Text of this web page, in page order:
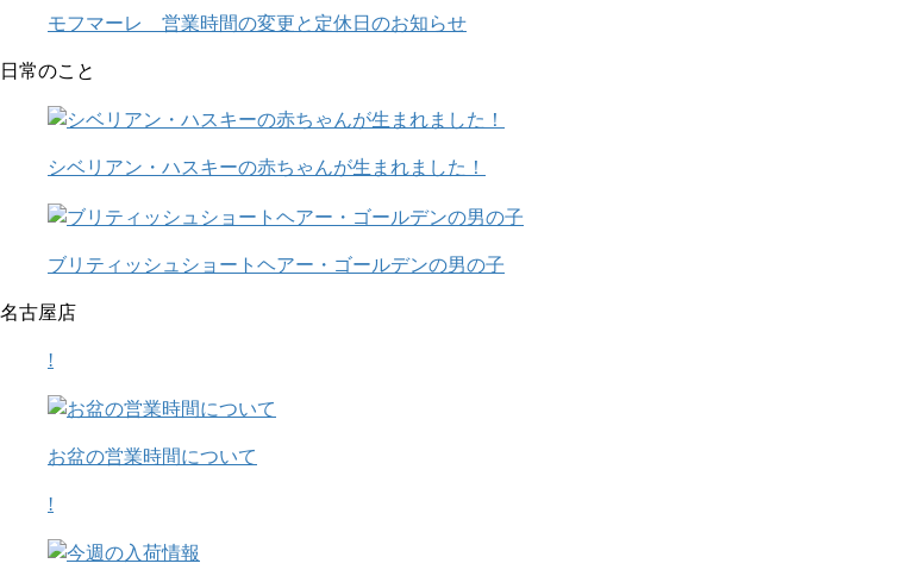
モフマーレ 営業時間の変更と定休日のお知らせ
日常のこと
シベリアン・ハスキーの赤ちゃんが生まれました！
ブリティッシュショートヘアー・ゴールデンの男の子
名古屋店
!
お盆の営業時間について
!